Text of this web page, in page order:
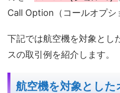
Call Option（コールオプシ
下記では航空機を対象とし
スの取引例を紹介します。
航空機を対象とし